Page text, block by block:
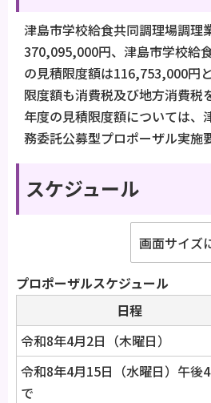
津島市学校給食共同調理場調理
370,095,000円、津島市学校給
の見積限度額は116,753,000円
限度額も消費税及び地方消費税
年度の見積限度額については、
務委託公募型プロポーザル実施
スケジュール
画面サイズ
プロポーザルスケジュール
日程
令和8年4月2日（木曜日）
令和8年4月15日（水曜日）午後
で